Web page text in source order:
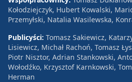
Kołodziejczyk, Hubert Kowalski,
Przemyłski, Natalia Wasilewska,
Publicyści: Tomasz Sakiewicz,
Lisiewicz, Michał Rachoń, Tomasz
Piotr Nisztor, Adrian Stankowski,
Wołodźko, Krzysztof Karnkowski,
Herman